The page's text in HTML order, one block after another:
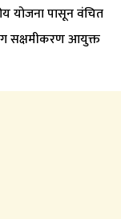
योजना पासून वंचित
सक्षमीकरण आयुक्त